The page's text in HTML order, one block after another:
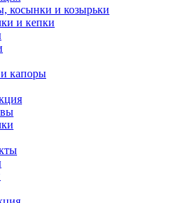
косынки и козырьки
и кепки
капоры